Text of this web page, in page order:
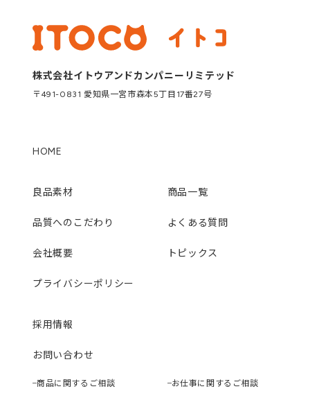
株式会社イトウアンドカンパニーリミテッド
〒491-0831 愛知県一宮市森本5丁目17番27号
HOME
良品素材 商品一覧
品質へのこだわり よくある質問
会社概要 トピックス
プライバシーポリシー
採用情報
お問い合わせ
商品に関するご相談 お仕事に関するご相談